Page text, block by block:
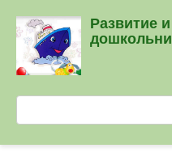
контенту
Развитие